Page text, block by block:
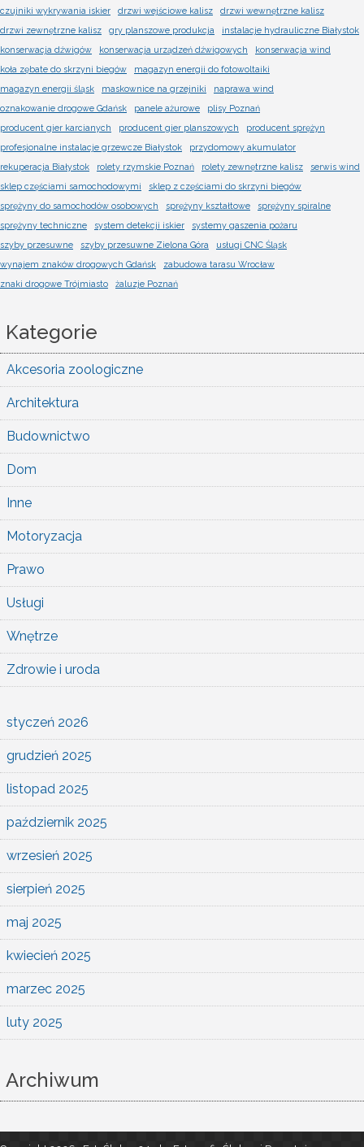
czujniki wykrywania iskier drzwi wejściowe kalisz
drzwi wewnętrzne kalisz
drzwi zewnętrzne kalisz
gry planszowe produkcja
instalacje hydrauliczne Białystok
konserwacja dźwigów
konserwacja urządzeń dźwigowych
konserwacja wind
koła zębate do skrzyni biegów
magazyn energii do fotowoltaiki
magazyn energii śląsk
maskownice na grzejniki
naprawa wind
oznakowanie drogowe Gdańsk
panele ażurowe
plisy Poznań
producent gier karcianych
producent gier planszowych
producent sprężyn
profesjonalne instalacje grzewcze Białystok
przydomowy akumulator
rekuperacja Białystok
rolety rzymskie Poznań rolety zewnętrzne kalisz
serwis wind
sklep częściami samochodowymi
sklep z częściami do skrzyni biegów
sprężyny do samochodów osobowych
sprężyny kształtowe
sprężyny spiralne
sprężyny techniczne
system detekcji iskier
systemy gaszenia pożaru
szyby przesuwne
szyby przesuwne Zielona Góra
usługi CNC Śląsk
wynajem znaków drogowych Gdańsk
zabudowa tarasu Wrocław
znaki drogowe Trójmiasto
żaluzje Poznań
Kategorie
Akcesoria zoologiczne
Architektura
Budownictwo
Dom
Inne
Motoryzacja
Prawo
Usługi
Wnętrze
Zdrowie i uroda
styczeń 2026
grudzień 2025
listopad 2025
październik 2025
wrzesień 2025
sierpień 2025
maj 2025
kwiecień 2025
marzec 2025
luty 2025
Archiwum